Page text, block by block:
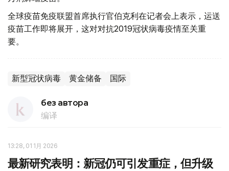
全球疫苗免疫联盟首席执行官伯克利在记者会上表示，运送
疫苗工作即将展开，这对对抗2019冠状病毒疫情至关重
要。
新型冠状病毒 黄金储备 国际
без автора
编译
13:28, 01 1月 2026
最新研究表明：新冠仍可引发重症，但升级